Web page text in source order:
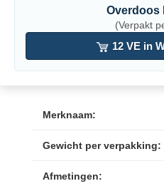
Overdoos
(Verpakt
12 VE in
Merknaam:
Gewicht per verpakking:
Afmetingen: